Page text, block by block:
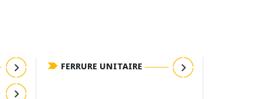
FERRURE UNITAIRE